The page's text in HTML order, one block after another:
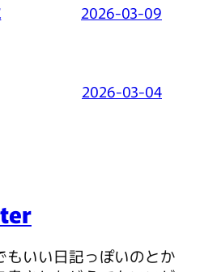
2026-03-09
2026-03-04
もいい日記っぽいのとか